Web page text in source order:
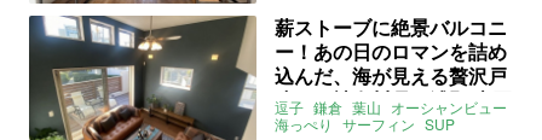
薪ストーブに絶景バルコニ
ー！あの日のロマンを詰め
込んだ、海が見える贅沢戸
建て｜神奈川県三浦郡 売買
159㎡
逗子 鎌倉 葉山 オーシャンビュー
海っぺり
サーフィン SUP